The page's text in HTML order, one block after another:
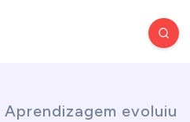
Aprendizagem evoluiu